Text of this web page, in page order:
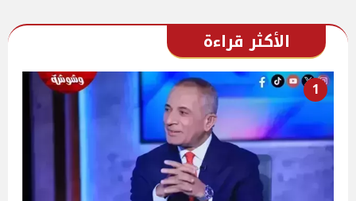
الأكثر قراءة
1